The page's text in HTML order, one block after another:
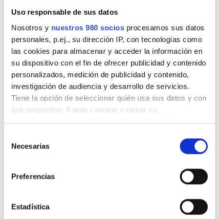
Uso responsable de sus datos
Nosotros y nuestros 980 socios procesamos sus datos
personales, p.ej., su dirección IP, con tecnologías como
las cookies para almacenar y acceder la información en
su dispositivo con el fin de ofrecer publicidad y contenido
personalizados, medición de publicidad y contenido,
investigación de audiencia y desarrollo de servicios.
Tiene la opción de seleccionar quién usa sus datos y con
qué propósitos. Puede cambiar o retirar su
consentimiento en cualquier momento desde la
consentimiento.
Obtenga más información sobre cómo se procesan sus
datos personales y establezca sus preferencias en la
consentimiento en cualquier momento en la Declaración
Necesarias
Preferencias
Estadística
marzo 2026
febrero 2026 (4)
enero 2026 (6)
noviembre 2025
octubre 2025 (4)
julio 2025 (3)
junio 2025 (2)
(4)